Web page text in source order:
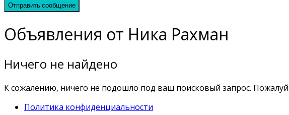
Отправить сообщение
Объявления от Ника Рахман
Ничего не найдено
К сожалению, ничего не подошло под ваш поисковый запрос.
Политика конфиденциальности